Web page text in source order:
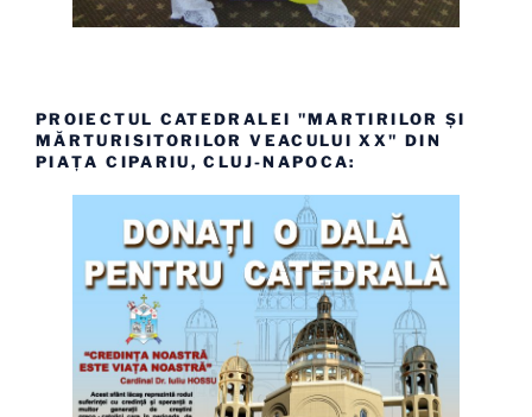
PROIECTUL CATEDRALEI "MARTIRILOR ȘI
MĂRTURISITORILOR VEACULUI XX" DIN
PIAȚA CIPARIU, CLUJ-NAPOCA: